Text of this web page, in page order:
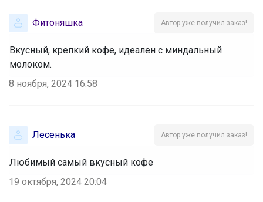
Фитоняшка Автор уже получил заказ!
Вкусный, крепкий кофе, идеален с миндальный
молоком.
8 ноября, 2024 16:58
Лесенька Автор уже получил заказ!
Любимый самый вкусный кофе
19 октября, 2024 20:04